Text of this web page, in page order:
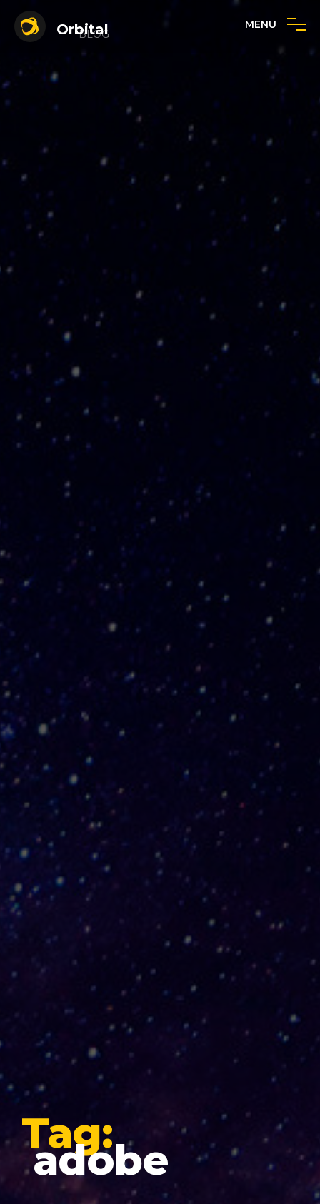
Orbital
BLOG
MENU
Tag:
adobe